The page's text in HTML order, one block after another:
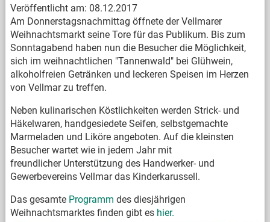
Veröffentlicht am: 08.12.2017
Am Donnerstagsnachmittag öffnete der Vellmarer
Weihnachtsmarkt seine Tore für das Publikum. Bis zum
Sonntagabend haben nun die Besucher die Möglichkeit,
sich im weihnachtlichen "Tannenwald" bei Glühwein,
alkoholfreien Getränken und leckeren Speisen im Herzen
von Vellmar zu treffen.
Neben kulinarischen Köstlichkeiten werden Strick- und
Häkelwaren, handgesiedete Seifen, selbstgemachte
Marmeladen und Liköre angeboten. Auf die kleinsten
Besucher wartet wie in jedem Jahr mit
freundlicher Unterstützung des Handwerker- und
Gewerbevereins Vellmar das Kinderkarussell.
Das gesamte Programm des diesjährigen
Weihnachtsmarktes finden gibt es hier.